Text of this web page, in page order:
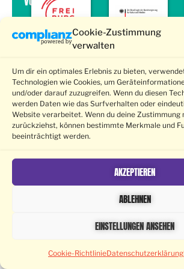
Cookie-Zustimmung
verwalten
Um dir ein optimales Erlebnis zu bieten,
Technologien wie Cookies, um
und/oder darauf zuzugreifen. Wenn du diesen
werden Daten wie das Surfverhalten oder
Website verarbeitet. Wenn du deine
zurückziehst, können bestimmte Merkmale und
beeinträchtigt werden.
AKZEPTIEREN
ABLEHNEN
EINSTELLUNGEN ANSEHEN
Cookie-RichtlinieDatenschutzerklärung